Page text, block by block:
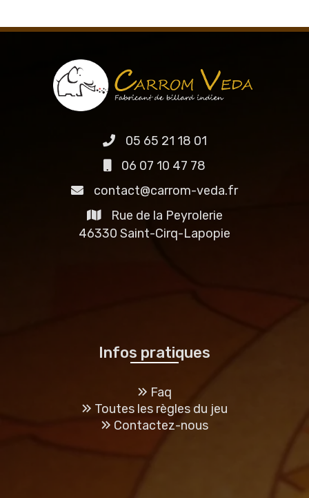
05 65 21 18 01
06 07 10 47 78
contact@carrom-veda.fr
Rue de la Peyrolerie
46330 Saint-Cirq-Lapopie
Infos pratiques
Faq
Toutes les règles du jeu
Contactez-nous